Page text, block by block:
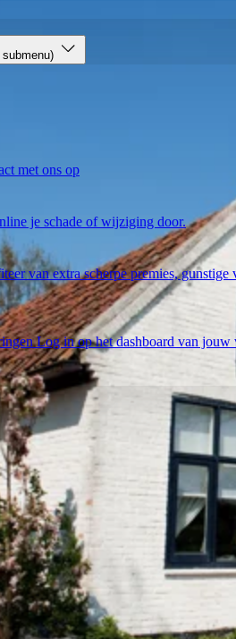
met ons op
je schade of wijziging door.
van extra scherpe premies,
Log in op het dashboard van jouw